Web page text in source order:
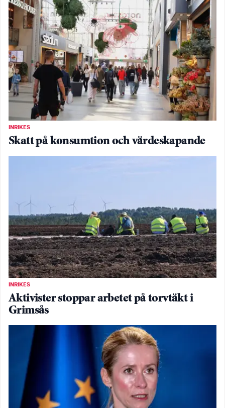
INRIKES
Skatt på konsumtion och värdeskapande
INRIKES
Aktivister stoppar arbetet på torvtäkt i
Grimsås